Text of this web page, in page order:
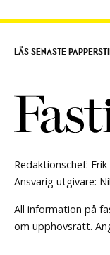
Redaktionschef:
Ansvarig utgivare:
All information på
om upphovsrätt.
LÄS SENASTE